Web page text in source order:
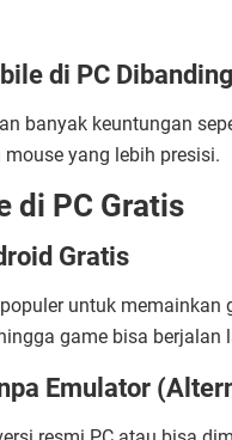
di PC
banyak keuntungan
yang lebih presisi.
di PC Gratis
Gratis
untuk memainkan
game bisa berjalan
Emulator